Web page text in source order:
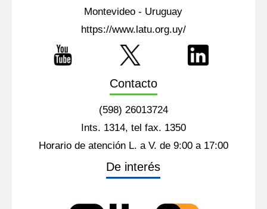
Montevideo - Uruguay
https://www.latu.org.uy/
Contacto
(598) 26013724
Ints. 1314, tel fax. 1350
Horario de atención L. a V. de 9:00 a 17:00
De interés